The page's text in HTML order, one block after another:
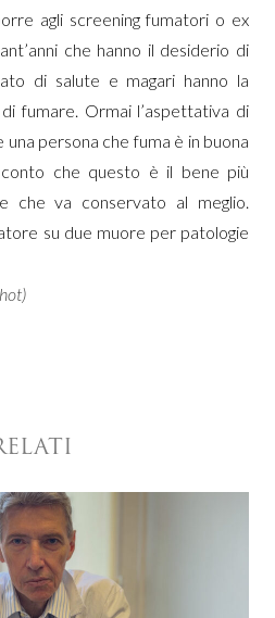
agli screening fumatori o ex
che hanno il desiderio di
di salute e magari hanno la
fumare. Ormai l’aspettativa di
persona che fuma è in buona
che questo è il bene più
che va conservato al meglio.
su due muore per patologie